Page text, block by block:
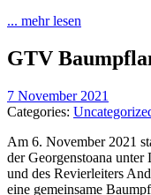
... mehr lesen
GTV
7 November 2021
Categories:
Am 6. November 2021
der Georgenstoana
und des Revierleiters
eine gemeinsame